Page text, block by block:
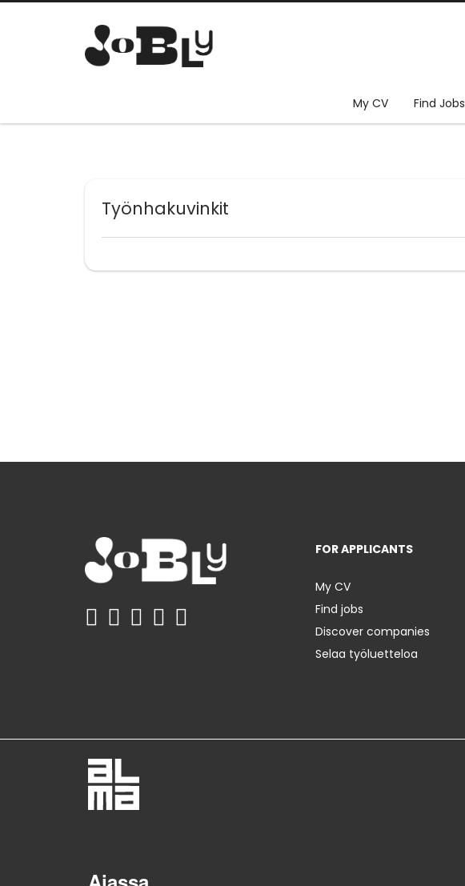
My CV Find Jobs
Työnhakuvinkit
FOR APPLICANTS
My CV
Find jobs
Discover companies
Selaa työluetteloa